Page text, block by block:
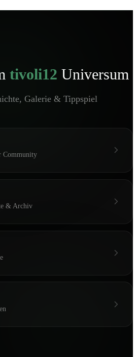
tivoli12 Universum
Galerie & Tippspiel
Community
& Archiv